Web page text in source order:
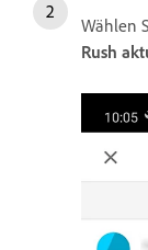
Wählen
Rush